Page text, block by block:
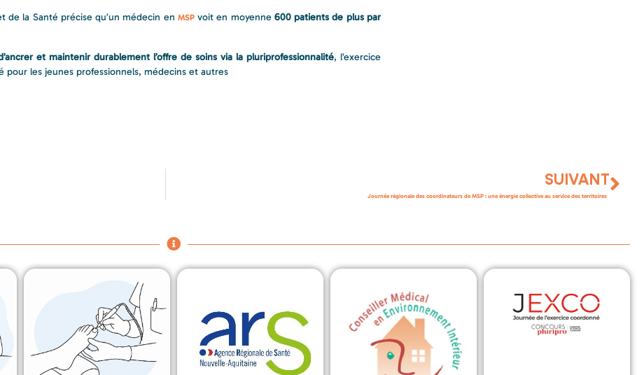
de la Santé précise qu’un médecin en MSPvoit en moyenne 600 patients de plus par
et maintenir durablement l’offre de soins via la pluriprofessionnalité, l’exercice
les jeunes professionnels, médecins et autres
SUIVANT
Journée régionale des coordinateurs de MSP : une énergie collective au service des territoires